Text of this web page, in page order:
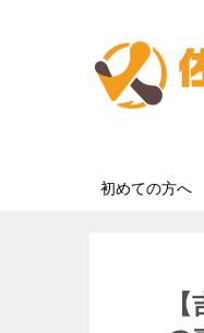
初めての方へ